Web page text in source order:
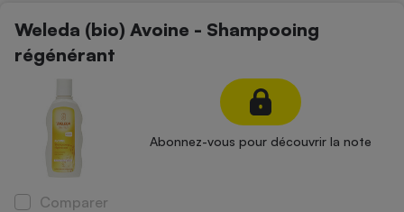
Weleda (bio) Avoine - Shampooing
régénérant
Abonnez-vous pour découvrir la note
Comparer